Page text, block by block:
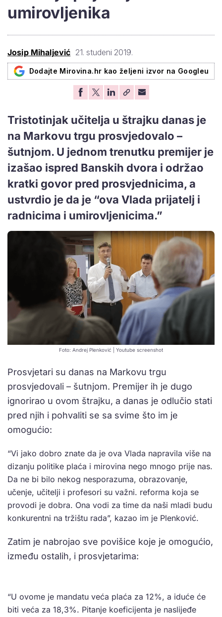
umirovljenika
Josip Mihaljević 21. studeni 2019.
Dodajte Mirovina.hr kao željeni izvor na Googleu
Tristotinjak učitelja u štrajku danas je
na Markovu trgu prosvjedovalo –
šutnjom. U jednom trenutku premijer je
izašao ispred Banskih dvora i održao
kratki govor pred prosvjednicima, a
ustvrdio je da je “ova Vlada prijatelj i
radnicima i umirovljenicima.”
Foto: Andrej Plenković | Youtube screenshot
Prosvjetari su danas na Markovu trgu
prosvjedovali – šutnjom. Premijer ih je dugo
ignorirao u ovom štrajku, a danas je odlučio stati
pred njih i pohvaliti se sa svime što im je
omogućio:
“Vi jako dobro znate da je ova Vlada napravila više na
dizanju politike plaća i mirovina nego mnogo prije nas.
Da ne bi bilo nekog nesporazuma, obrazovanje,
učenje, učitelji i profesori su važni. reforma koja se
provodi je dobra. Ona vodi za time da naši mladi budu
konkurentni na tržištu rada”, kazao im je Plenković.
Zatim je nabrojao sve povišice koje je omogućio,
između ostalih, i prosvjetarima:
“U ovome je mandatu veća plaća za 12%, a iduće će
biti veća za 18,3%. Pitanje koeficijenta je naslijeđe